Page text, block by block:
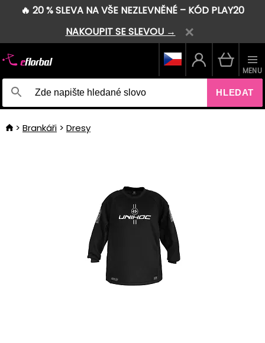
🔥 20 % SLEVA NA VŠE NEZLEVNĚNÉ – KÓD PLAY20
NAKOUPIT SE SLEVOU →
HLEDAT
MENU
Brankáři Dresy